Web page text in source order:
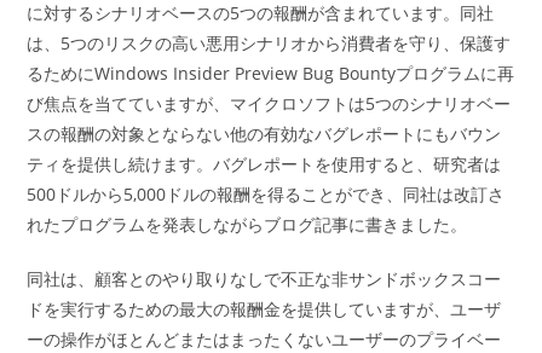
に対するシナリオベースの5つの報酬が含まれています。同社
は、5つのリスクの高い悪用シナリオから消費者を守り、保護す
るためにWindows Insider Preview Bug Bountyプログラムに再
び焦点を当てていますが、マイクロソフトは5つのシナリオベー
スの報酬の対象とならない他の有効なバグレポートにもバウン
ティを提供し続けます。バグレポートを使用すると、研究者は
500ドルから5,000ドルの報酬を得ることができ、同社は改訂さ
れたプログラムを発表しながらブログ記事に書きました。
同社は、顧客とのやり取りなしで不正な非サンドボックスコー
ドを実行するための最大の報酬金を提供していますが、ユーザ
ーの操作がほとんどまたはまったくないユーザーのプライベー